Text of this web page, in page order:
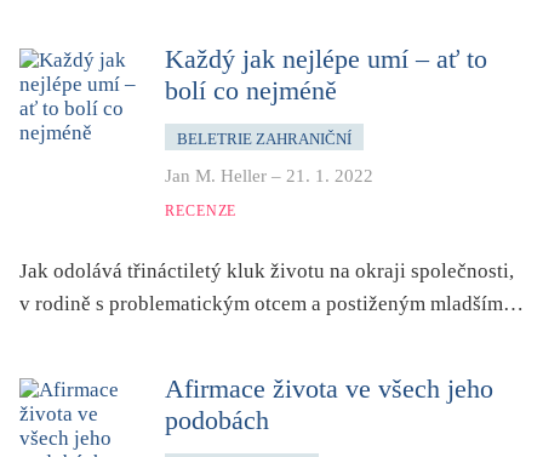
Každý jak nejlépe umí – ať to
bolí co nejméně
BELETRIE ZAHRANIČNÍ
Jan M. Heller – 21. 1. 2022
RECENZE
Jak odolává třináctiletý kluk životu na okraji společnosti,
v rodině s problematickým otcem a postiženým mladším…
Afirmace života ve všech jeho
podobách